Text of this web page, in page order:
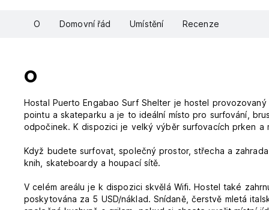
O Domovní řád Umístění Recenze
O
Hostal Puerto Engabao Surf Shelter je hostel
pointu a skateparku a je to ideální místo pro surfování,
odpočinek. K dispozici je velký výběr surfovacích prken a
Když budete surfovat, společný prostor, střecha a
knih, skateboardy a houpací sítě.
V celém areálu je k dispozici skvělá Wifi. Hostel také
poskytována za 5 USD/náklad. Snídaně, čerstvě mletá